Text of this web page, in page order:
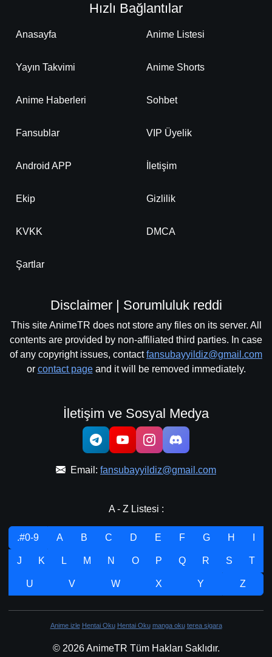
Hızlı Bağlantılar
Anasayfa Anime Listesi
Yayın Takvimi Anime Shorts
Anime Haberleri Sohbet
Fansublar VIP Üyelik
Android APP İletişim
Ekip Gizlilik
KVKK DMCA
Şartlar
Disclaimer | Sorumluluk reddi
This site AnimeTR does not store any files on its server. All
contents are provided by non-affiliated third parties. In case
of any copyright issues, contactfansubayyildiz@gmail.com
or contact pageand it will be removed immediately.
İletişim ve Sosyal Medya
Email: fansubayyildiz@gmail.com
A - Z Listesi :
.#0-9 A B C D E F G H
J K L M N O P Q R S T
U V W X Y Z
Anime izle Hentai Oku Hentai Oku manga oku terea sigara
© 2026 AnimeTR Tüm Hakları Saklıdır.